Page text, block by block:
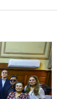
de
de muchos
muchos
lugares y